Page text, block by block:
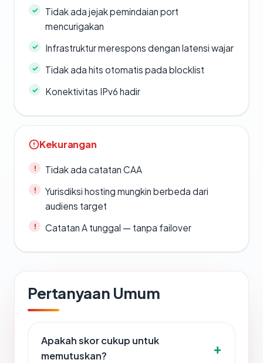
Tidak ada jejak pemindaian port
mencurigakan
Infrastruktur merespons dengan latensi wajar
Tidak ada hits otomatis pada blocklist
Konektivitas IPv6 hadir
Kekurangan
Tidak ada catatan CAA
Yurisdiksi hosting mungkin berbeda dari
audiens target
Catatan A tunggal — tanpa failover
Pertanyaan Umum
Apakah skor cukup untuk
memutuskan?